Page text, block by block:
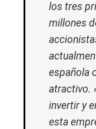
los tres
millones
española
atractivo.
invertir y
esta